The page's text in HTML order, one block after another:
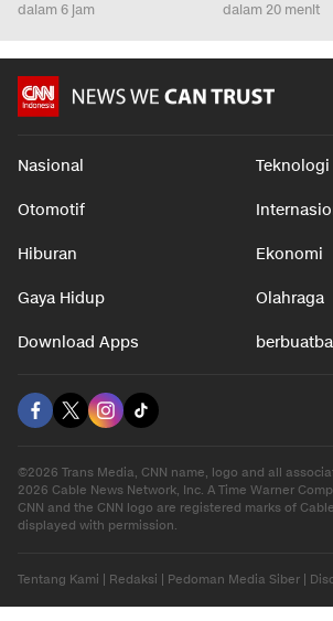
dalam 6 jam dalam 20 menit
Nasional Teknologi
Otomotif
Hiburan Ekonomi
Gaya Hidup Olahraga
Download Apps
©2026 Trans Media, CNN name, logo and all
2026 Cable News Network, Inc. A Time Warner
CNN and the CNN logo are registered marks of
displayed with permission.
Tentang Kami Redaksi Pedoman Media Siber